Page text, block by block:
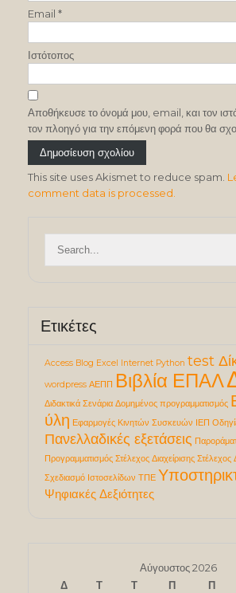
Email *
Ιστότοπος
Αποθήκευσε το όνομά μου, email, και τον
τον πλοηγό για την επόμενη φορά που θα
This site uses Akismet to reduce spam.
comment data is processed.
Ετικέτες
Access Blog Excel Internet Python test
wordpress ΑΕΠΠ Βιβλία ΕΠΑΛ
Διδακτικά Σενάρια Δομημένος προγραμματισμός
ύλη Εφαρμογές Κινητών Συσκευών ΙΕΠ
Πανελλαδικές εξετάσεις
Προγραμματισμός Στέλεχος Διαχείρισης Στέλεχος
Σχεδιασμό Ιστοσελίδων ΤΠΕ
Ψηφιακές Δεξιότητες
Αύγουστος 2026
Δ
Τ Τ Π Π